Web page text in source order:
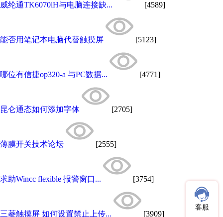
威纶通TK6070iH与电脑连接缺... [4589]
能否用笔记本电脑代替触摸屏 [5123]
哪位有信捷op320-a 与PC数据... [4771]
昆仑通态如何添加字体 [2705]
薄膜开关技术论坛 [2555]
求助Wincc flexible 报警窗口... [3754]
三菱触摸屏 如何设置禁止上传... [3909]
客服